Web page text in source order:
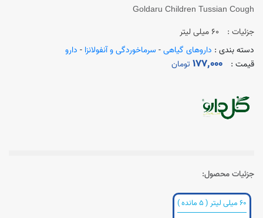
Goldaru Children Tussian Cough
جزئیات :
60 میلی لیتر
دسته بندی : داروهای گیاهی - سرماخوردگی و آنفولانزا - دارو
قیمت :
177,000 تومان
جزئیات محصول:
60 میلی لیتر ( 5 مانده )